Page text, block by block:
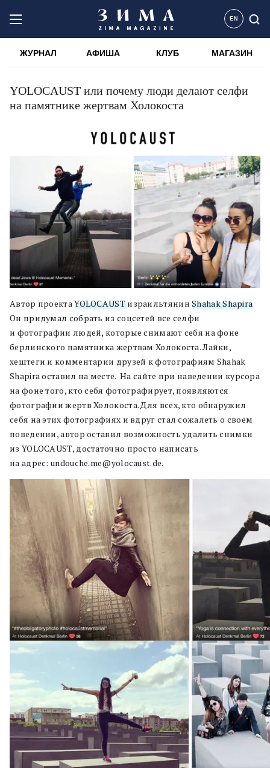
EN
ЖУРНАЛ АФИША КЛУБ МАГАЗИН
YOLOCAUST или почему люди делают селфи
на памятнике жертвам Холокоста
Автор проектаYOLOCAUSTизраильтянинShahak Shapira.
Он придумал собрать из соцсетей все селфи
и фотографии людей, которые снимают себя на фоне
берлинского памятника жертвам Холокоста. Лайки,
хештеги и комментарии друзей к фотографиям Shahak
Shapira оставил на месте. На сайте при наведении курсора
на фоне того, кто себя фотографирует, появляются
фотографии жертв Холокоста. Для всех, кто обнаружил
себя на этих фотографиях и вдруг стал сожалеть о своем
поведении, автор оставил возможность удалить снимки
из YOLOCAUST, достаточно просто написать
на адрес: undouche.me@yolocaust.de.